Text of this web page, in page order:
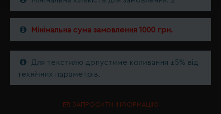
Мінімальна сума замовлення 1000 грн.
Для текстилю допустиме коливання ±5% від
технічних параметрів.
ЗАПРОСИТИ ІНФОРМАЦІЮ